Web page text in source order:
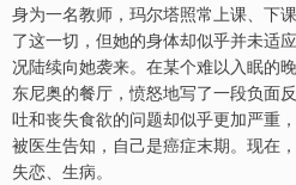
身为一名教师，玛尔塔照常上课、下
了这一切，但她的身体却似乎并未适
况陆续向她袭来。在某个难以入眠的
东尼奥的餐厅，愤怒地写了一段负面
吐和丧失食欲的问题却似乎更加严重
被医生告知，自己是癌症末期。现在
失恋、生病。